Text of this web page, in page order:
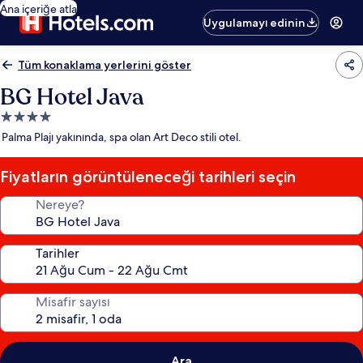
Ana içeriğe atla
Uygulamayı edinin
Tüm konaklama yerlerini göster
BG Hotel Java
4.0
yıldızlı
yeri
Palma Plajı yakınında, spa olan Art Deco stili otel.
Fiyatların görüntüleneceği tarihleri seçin
Nereye?
Tarihler
Misafir sayısı